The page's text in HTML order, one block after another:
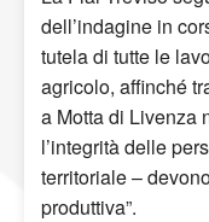
dell’indagine in
tutela di tutte le
agricolo, affinché
a Motta di Livenza
l’integrità delle
territoriale –
produttiva”.